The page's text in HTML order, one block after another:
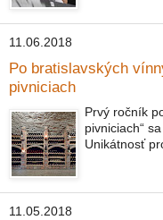
11.06.2018
Po bratislavských
pivniciach
Prvý ročník
pivniciach“
Unikátnosť
11.05.2018